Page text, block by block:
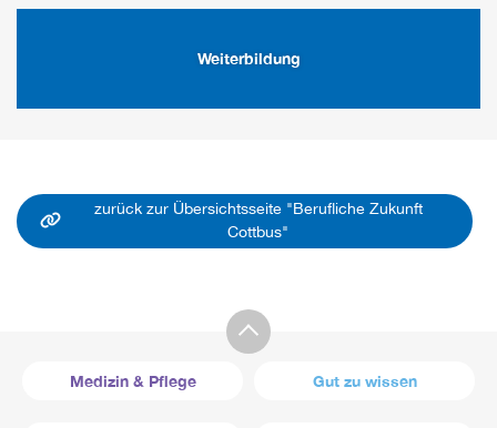
Weiterbildung
zurück zur Übersichtsseite "Berufliche Zukunft
Cottbus"
Medizin & Pflege Gut zu wissen